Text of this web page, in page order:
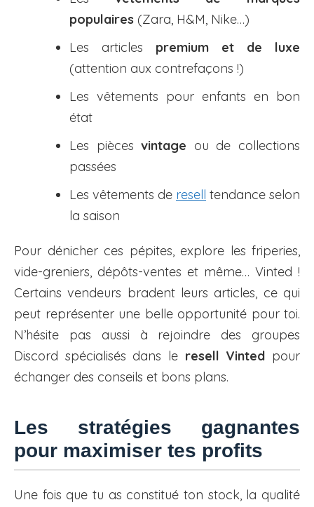
populaires (Zara, H&M, Nike…)
Les articles premium et de luxe
(attention aux contrefaçons !)
Les vêtements pour enfants en bon
état
Les piècesvintage ou de collections
passées
Les vêtements de resell tendance selon
la saison
Pour dénicher ces pépites, explore les friperies,
vide-greniers, dépôts-ventes et même… Vinted !
Certains vendeurs bradent leurs articles, ce qui
peut représenter une belle opportunité pour toi.
N’hésite pas aussi à rejoindre des groupes
Discord spécialisés dans le resell Vinted pour
échanger des conseils et bons plans.
Les stratégies gagnantes
pour maximiser tes profits
Une fois que tu as constitué ton stock, la qualité